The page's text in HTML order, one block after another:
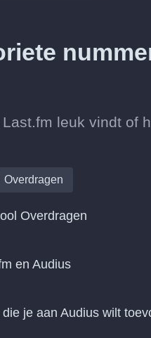
leuk vindt of
Overdragen
Overdragen
en Audius
je aan Audius wilt